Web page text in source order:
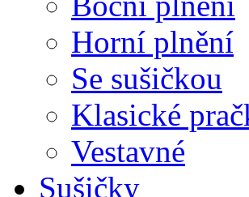
Horní plnění
Se sušičkou
Klasické
Vestavné
Sušičky